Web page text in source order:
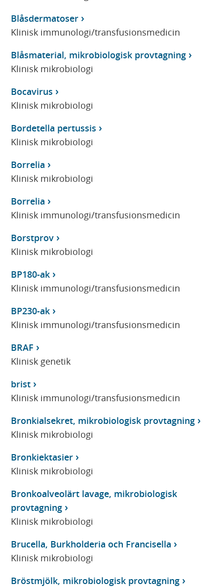
Blåsdermatoser
Klinisk immunologi/transfusionsmedicin
Blåsmaterial, mikrobiologisk provtagning
Klinisk mikrobiologi
Bocavirus
Klinisk mikrobiologi
Bordetella pertussis
Klinisk mikrobiologi
Borrelia
Klinisk mikrobiologi
Borrelia
Klinisk immunologi/transfusionsmedicin
Borstprov
Klinisk mikrobiologi
BP180-ak
Klinisk immunologi/transfusionsmedicin
BP230-ak
Klinisk immunologi/transfusionsmedicin
BRAF
Klinisk genetik
brist
Klinisk immunologi/transfusionsmedicin
Bronkialsekret, mikrobiologisk provtagning
Klinisk mikrobiologi
Bronkiektasier
Klinisk mikrobiologi
Bronkoalveolärt lavage, mikrobiologisk
provtagning
Klinisk mikrobiologi
Brucella, Burkholderia och Francisella
Klinisk mikrobiologi
Bröstmjölk, mikrobiologisk provtagning